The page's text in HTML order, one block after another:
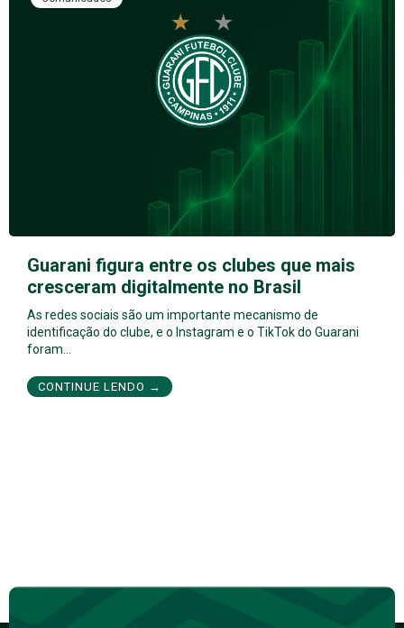
Guarani figura entre os clubes que mais
cresceram digitalmente no Brasil
As redes sociais são um importante mecanismo de
identificação do clube, e o Instagram e o TikTok do Guarani
foram…
CONTINUE LENDO →